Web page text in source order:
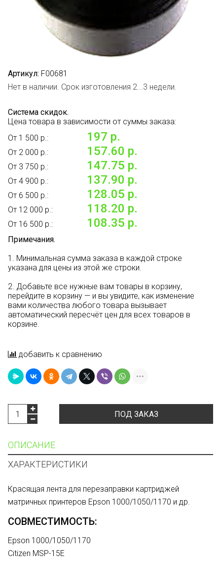
Артикул: F00681
Нет в наличии. Срок изготовления 2...3 недели.
Система скидок.
Цена товара в зависимости от суммы заказа:
От 1 500 р.:
197 р.
От 2 000 р.: 157.60 р.
От 3 750 р.: 147.75 р.
От 4 900 р.: 137.90 р.
От 6 500 р.: 128.05 р.
От 12 000 р.: 118.20 р.
От 16 500 р.: 108.35 р.
Примечания.
1. Минимальная сумма заказа в каждой строке
указана для цены из этой же строки.
2. Добавьте все нужные вам товары в корзину,
перейдите в корзину — и вы увидите, как изменение
вами количества любого товара вызывает
автоматический пересчёт цен для всех товаров в
корзине.
добавить к сравнению
ПОД ЗАКАЗ
ОПИСАНИЕ
ХАРАКТЕРИСТИКИ
Красящая лента для перезаправки картриджей
матричных принтеров Epson 1000/1050/1170 и др.
СОВМЕСТИМОСТЬ:
Epson 1000/1050/1170
Citizen MSP-15E